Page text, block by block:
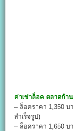
ค่าเช่าล็อค ตลาดก้า
– ล็อคราคา 1,350
สำเร็จรูป)
– ล็อคราคา 1,650